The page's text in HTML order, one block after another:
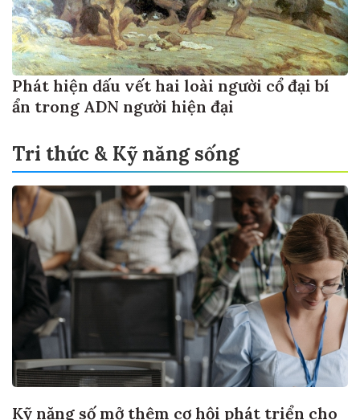
Phát hiện dấu vết hai loài người cổ đại bí
ẩn trong ADN người hiện đại
Tri thức & Kỹ năng sống
Kỹ năng số mở thêm cơ hội phát triển cho